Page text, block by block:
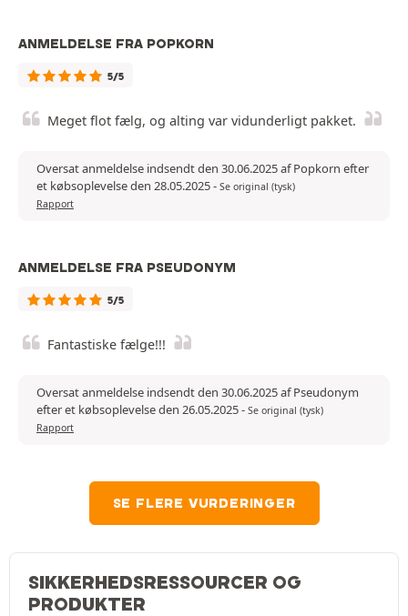
ANMELDELSE FRA POPKORN
5/5
Meget flot fælg, og alting var vidunderligt pakket.
Oversat anmeldelse indsendt den 30.06.2025 af Popkorn efter
et købsoplevelse den 28.05.2025- Se original (tysk)
Rapport
ANMELDELSE FRA PSEUDONYM
5/5
Fantastiske fælge!!!
Oversat anmeldelse indsendt den 30.06.2025 af Pseudonym
efter et købsoplevelse den 26.05.2025- Se original (tysk)
Rapport
SE FLERE VURDERINGER
SIKKERHEDSRESSOURCER OG
PRODUKTER